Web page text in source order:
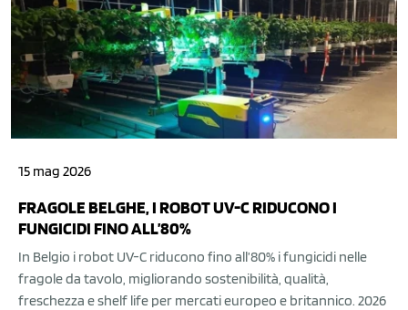
15 mag 2026
FRAGOLE BELGHE, I ROBOT UV-C RIDUCONO I
FUNGICIDI FINO ALL’80%
In Belgio i robot UV-C riducono fino all’80% i fungicidi nelle
fragole da tavolo, migliorando sostenibilità, qualità,
freschezza e shelf life per mercati europeo e britannico. 2026